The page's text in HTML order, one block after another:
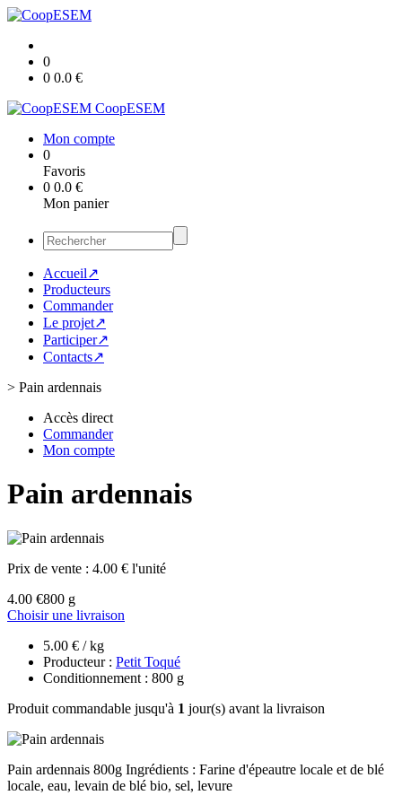
0
0 0.0 €
CoopESEM
Mon compte
0
Favoris
0 0.0 €
Mon panier
Accueil↗
Producteurs
Commander
Le projet↗
Participer↗
Contacts↗
> Pain ardennais
Accès direct
Commander
Mon compte
Pain ardennais
Prix de vente : 4.00 € l'unité
4.00 €800 g
Choisir une livraison
5.00 € / kg
Producteur : Petit Toqué
Conditionnement : 800 g
Produit commandable jusqu'à 1 jour(s) avant la livraison
Pain ardennais 800g Ingrédients : Farine d'épeautre locale et de blé
locale, eau, levain de blé bio, sel, levure